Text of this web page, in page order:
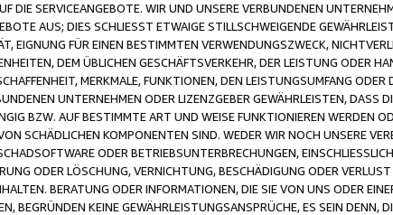
DIE SERVICEANGEBOTE. WIR UND UNSERE VERBUNDENEN
AUS; DIES SCHLIESST ETWAIGE STILLSCHWEIGENDE
EIGNUNG FÜR EINEN BESTIMMTEN VERWENDUNGSZWECK,
DEM ÜBLICHEN GESCHÄFTSVERKEHR, DER LEISTUNG ODER
MERKMALE, FUNKTIONEN, DEN LEISTUNGSUMFANG
UNTERNEHMEN ODER LIZENZGEBER GEWÄHRLEISTEN, DASS
BZW. AUF BESTIMMTE ART UND WEISE FUNKTIONIEREN WERDEN
SCHÄDLICHEN KOMPONENTEN SIND. WEDER WIR NOCH UNSERE
ODER BETRIEBSUNTERBRECHUNGEN,
ODER LÖSCHUNG, VERNICHTUNG, BESCHÄDIGUNG ODER
BERATUNG ODER INFORMATIONEN, DIE SIE VON UNS ODER
BEGRÜNDEN KEINE GEWÄHRLEISTUNGSANSPRÜCHE, ES SEIN DENN,